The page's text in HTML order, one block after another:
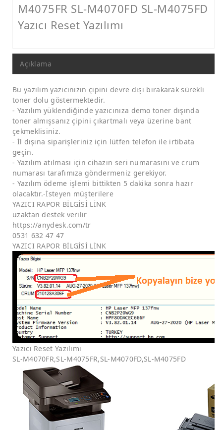
Epson Yazıcı Reset
TR YAZICI RESET
Baskı Kafası
M4075FR SL-M4070FD SL-M4075FD
Yazıcı Reset Yazılımı
Açıklama
Bu yazılım yazıcınızın çipini devre dışı bırakarak sürekli
toner dolu göstermektedir.
- Yazılım yüklendiğinde yazıcınıza demo toner dışında
toner almışsanız çipini çıkartmalı veya üzerine bant
çekmeklisiniz.
- İl dışına siparişleriniz için lütfen telefon ile irtibata
geçin.
- Yazılım atılması için cihazın seri numarasını ve crum
numarası tarafımıza göndermeniz gerekiyor.
- Yazılım ödeme işlemi bittikten 5 dakika sonra hazır
olacaktır.-İsteyen müşterilere
YAZICI RAPOR BİLGİSİ LİNK
uzaktan destek verilir
https://anydesk.com/tr
0531 632 47 47
YAZICI RAPOR BİLGİSİ LİNK
Yazıcı Reset Yazılımı
SL-M4070FR,SL-M4075FR,SL-M4070FD,SL-M4075FD